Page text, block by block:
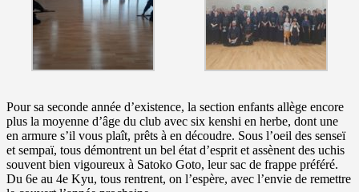
Pour sa seconde année d’existence, la section enfants allège encore
plus la moyenne d’âge du club avec six kenshi en herbe, dont une
en armure s’il vous plaît, prêts à en découdre. Sous l’oeil des senseï
et sempaï, tous démontrent un bel état d’esprit et assènent des uchis
souvent bien vigoureux à Satoko Goto, leur sac de frappe préféré.
Du 6e au 4e Kyu, tous rentrent, on l’espère, avec l’envie de remettre